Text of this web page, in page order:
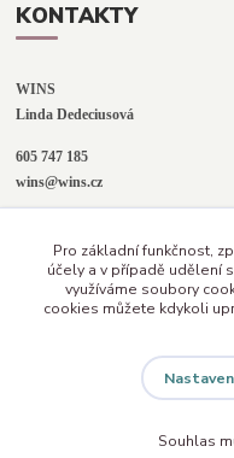
KONTAKTY
WINS
Linda Dedeciusová
605 747 185
Šenov u N. Jičína
Vytvořeno
Pro základní funkčnost,
účely a v případě udělení
využíváme soubory
cookies můžete kdykoli
Souhlas